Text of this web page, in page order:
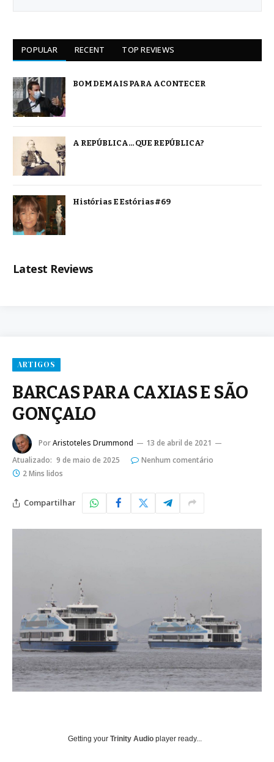
POPULAR RECENT TOP REVIEWS
BOM DEMAIS PARA ACONTECER
A REPÚBLICA… QUE REPÚBLICA?
Histórias E Estórias #69
Latest Reviews
ARTIGOS
BARCAS PARA CAXIAS E SÃO
GONÇALO
PorAristoteles Drummond
13 de abril de 2021
Atualizado: 9 de maio de 2025
Nenhum comentário
2 Mins lidos
Compartilhar
Getting your Trinity Audio player ready...